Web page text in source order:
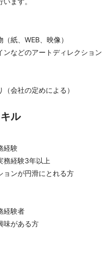
紙、WEB、映像）
などのアートディレクション
会社の定めによる）
ル
経験
務経験3年以上
ョンが円滑にとれる方
経験者
味がある方